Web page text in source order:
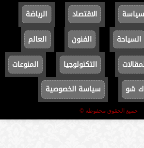
الاقتصاد
الرياضة
السياحة الفنون
العالم
التكنولوجيا
المنوعات
شو
سياسة الخصوصية
جميع الحقوق محفوظة ©